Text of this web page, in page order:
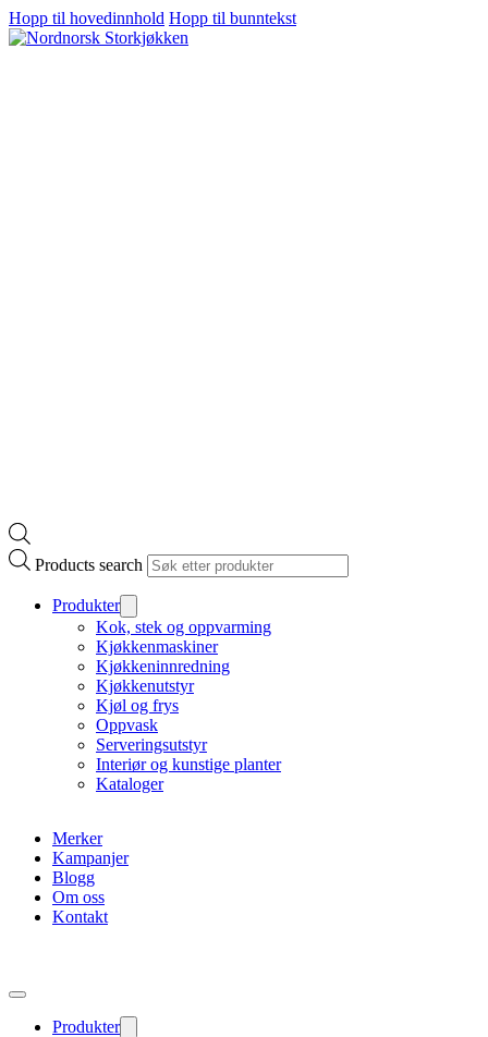
Hopp til hovedinnhold Hopp til bunntekst
Products search
Produkter
Kok, stek og oppvarming
Kjøkkenmaskiner
Kjøkkeninnredning
Kjøkkenutstyr
Kjøl og frys
Oppvask
Serveringsutstyr
Interiør og kunstige planter
Kataloger
Merker
Kampanjer
Blogg
Om oss
Kontakt
Produkter